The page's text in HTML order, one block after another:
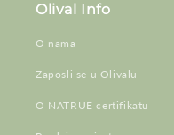
Olival Info
O nama
Zaposli se u Olivalu
O NATRUE certifikatu